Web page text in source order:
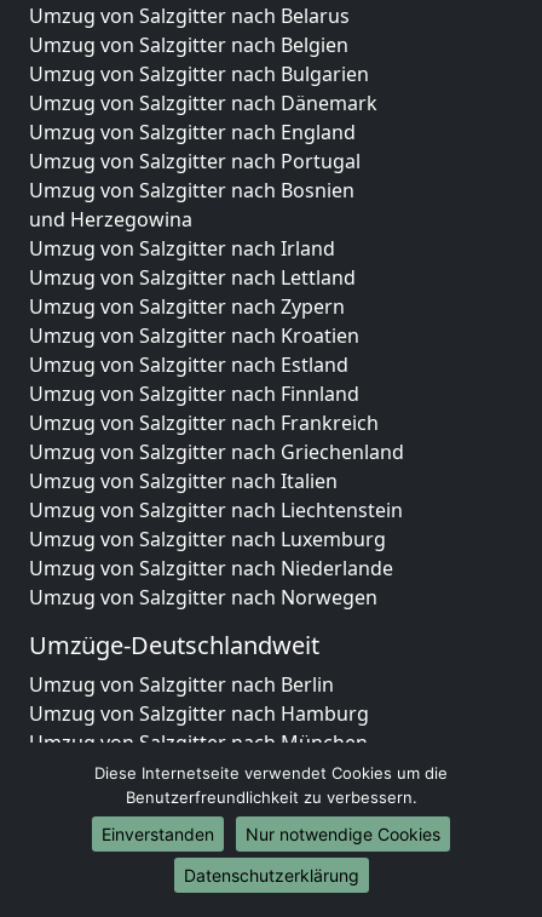
Umzug von Salzgitter nach Belarus
Umzug von Salzgitter nach Belgien
Umzug von Salzgitter nach Bulgarien
Umzug von Salzgitter nach Dänemark
Umzug von Salzgitter nach England
Umzug von Salzgitter nach Portugal
Umzug von Salzgitter nach Bosnien
und Herzegowina
Umzug von Salzgitter nach Irland
Umzug von Salzgitter nach Lettland
Umzug von Salzgitter nach Zypern
Umzug von Salzgitter nach Kroatien
Umzug von Salzgitter nach Estland
Umzug von Salzgitter nach Finnland
Umzug von Salzgitter nach Frankreich
Umzug von Salzgitter nach Griechenland
Umzug von Salzgitter nach Italien
Umzug von Salzgitter nach Liechtenstein
Umzug von Salzgitter nach Luxemburg
Umzug von Salzgitter nach Niederlande
Umzug von Salzgitter nach Norwegen
Umzüge-Deutschlandweit
Umzug von Salzgitter nach Berlin
Umzug von Salzgitter nach Hamburg
Umzug von Salzgitter nach München
Umzug von Salzgitter nach Köln
Umzug von Salzgitter nach Frankfurt am Main
Umzug von Salzgitter nach Stuttgart
Umzug von Salzgitter nach Düsseldorf
Umzug von Salzgitter nach Leipzig
Diese Internetseite verwendet Cookies um die
Benutzerfreundlichkeit zu verbessern.
Einverstanden
Nur notwendige Cookies
Datenschutzerklärung